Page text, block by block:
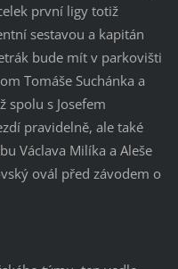
první ligy totiž
sestavou a kapitán
bude mít v parkovišti
Tomáše Suchánka a
spolu s Josefem
pravidelně, ale také
Václava Milíka a Aleše
ovál před závodem o